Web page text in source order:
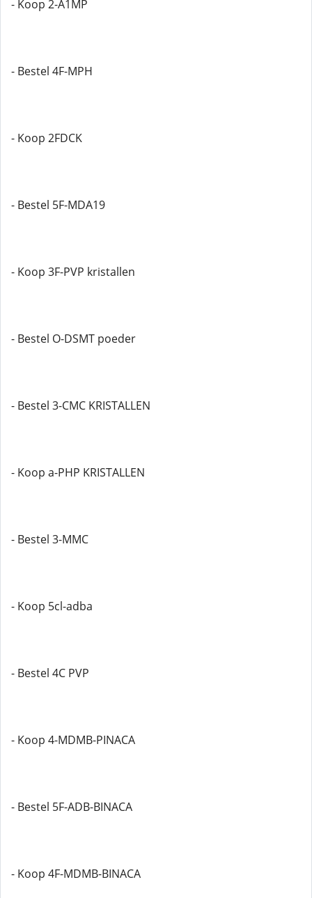
- Koop 2-A1MP
- Bestel 4F-MPH
- Koop 2FDCK
- Bestel 5F-MDA19
- Koop 3F-PVP kristallen
- Bestel O-DSMT poeder
- Bestel 3-CMC KRISTALLEN
- Koop a-PHP KRISTALLEN
- Bestel 3-MMC
- Koop 5cl-adba
- Bestel 4C PVP
- Koop 4-MDMB-PINACA
- Bestel 5F-ADB-BINACA
- Koop 4F-MDMB-BINACA